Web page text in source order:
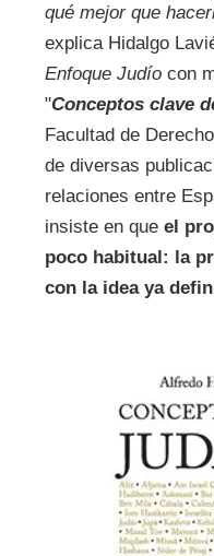
qué mejor que
explica Hidalgo
Enfoque Judíocon
"Conceptos clave
Facultad de
de diversas
relaciones entre
insiste en que el
poco habitual: la
con la idea ya